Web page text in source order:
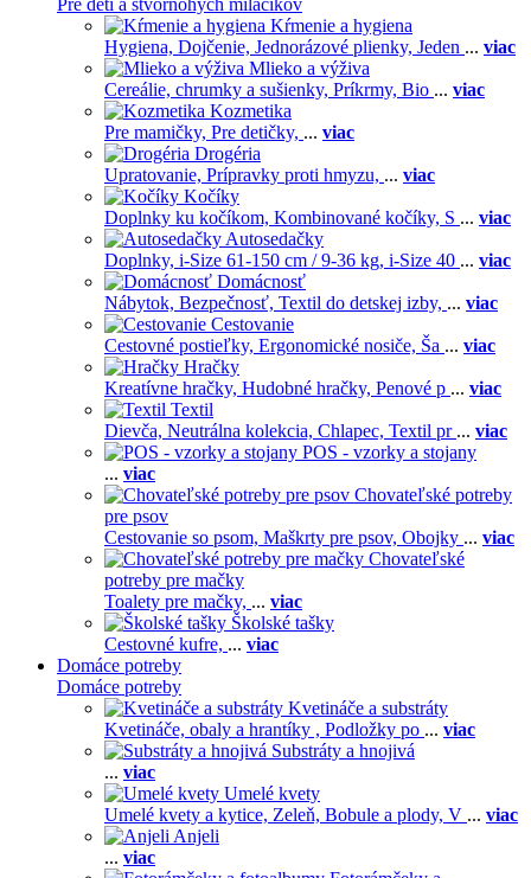
Pre deti a štvornohých miláčikov
Kŕmenie a hygiena
Hygiena, Dojčenie, Jednorázové plienky, Jeden ... viac
Mlieko a výživa
Cereálie, chrumky a sušienky, Príkrmy, Bio ... viac
Kozmetika
Pre mamičky, Pre detičky, ... viac
Drogéria
Upratovanie, Prípravky proti hmyzu, ... viac
Kočíky
Doplnky ku kočíkom, Kombinované kočíky, S ... viac
Autosedačky
Doplnky, i-Size 61-150 cm / 9-36 kg, i-Size 40 ... viac
Domácnosť
Nábytok, Bezpečnosť, Textil do detskej izby, ... viac
Cestovanie
Cestovné postieľky, Ergonomické nosiče, Ša ... viac
Hračky
Kreatívne hračky, Hudobné hračky, Penové p ... viac
Textil
Dievča, Neutrálna kolekcia, Chlapec, Textil pr ... viac
POS - vzorky a stojany
... viac
Chovateľské potreby
pre psov
Cestovanie so psom, Maškrty pre psov, Obojky ... viac
Chovateľské
potreby pre mačky
Toalety pre mačky, ... viac
Školské tašky
Cestovné kufre, ... viac
Domáce potreby
Domáce potreby
Kvetináče a substráty
Kvetináče, obaly a hrantíky , Podložky po ... viac
Substráty a hnojivá
... viac
Umelé kvety
Umelé kvety a kytice, Zeleň, Bobule a plody, V ... viac
Anjeli
... viac